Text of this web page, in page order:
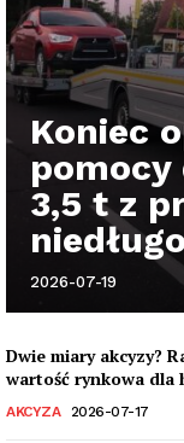
Koniec
3,5 t z
2026-07-19
Dwie miary akcyzy?
wartość rynkowa dla
AKCYZA 2026-07-17